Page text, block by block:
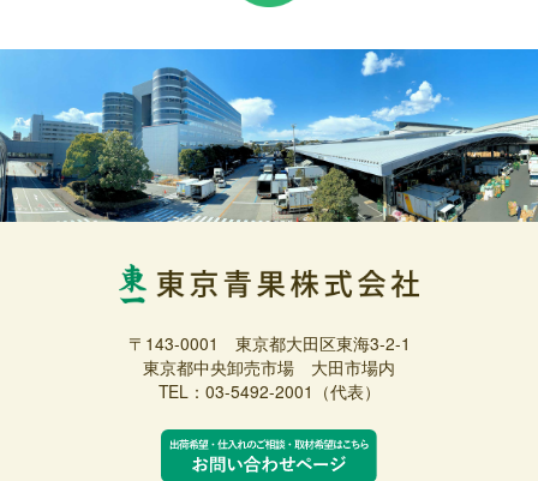
〒143-0001 東京都大田区東海3-2-1
東京都中央卸売市場 大田市場内
TEL：03-5492-2001（代表）